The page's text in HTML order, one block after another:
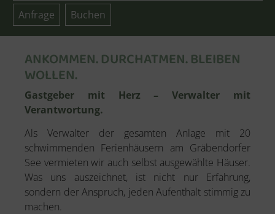
ANKOMMEN. DURCHATMEN. BLEIBEN
WOLLEN.
Gastgeber mit Herz – Verwalter mit
Verantwortung.
Als Verwalter der gesamten Anlage mit 20
schwimmenden Ferienhäusern am Gräbendorfer
See vermieten wir auch selbst ausgewählte Häuser.
Was uns auszeichnet, ist nicht nur Erfahrung,
sondern der Anspruch, jeden Aufenthalt stimmig zu
machen.